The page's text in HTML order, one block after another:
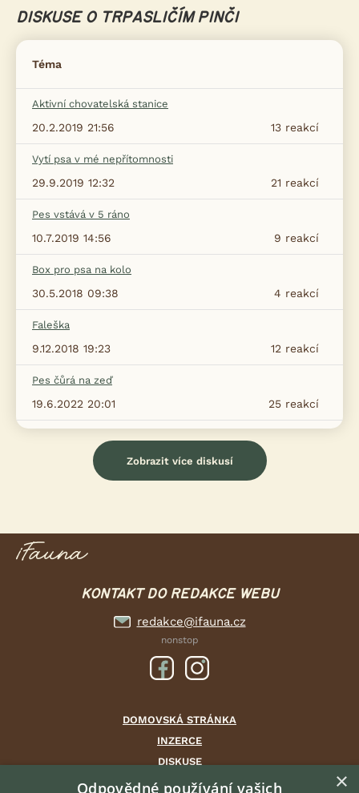
DISKUSE O TRPASLIČÍM PINČI
Téma
Aktivní chovatelská stanice
13 reakcí
20.2.2019 21:56
Vytí psa v mé nepřítomnosti
21 reakcí
29.9.2019 12:32
Pes vstává v 5 ráno
9 reakcí
10.7.2019 14:56
Box pro psa na kolo
4 reakcí
30.5.2018 09:38
Faleška
12 reakcí
9.12.2018 19:23
Pes čůrá na zeď
25 reakcí
19.6.2022 20:01
Zobrazit více diskusí
KONTAKT DO REDAKCE WEBU
redakce@ifauna.cz
nonstop
DOMOVSKÁ STRÁNKA
INZERCE
DISKUSE
ČLÁNKY
×
Odpovědné používání vašich